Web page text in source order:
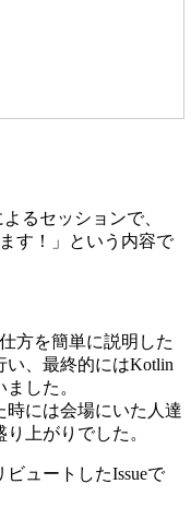
るセッションで、
す！」という内容で
方を簡単に説明した
い、最終的にはKotlin
した。
時には会場にいた人達
上がりでした。
ュートしたIssueで